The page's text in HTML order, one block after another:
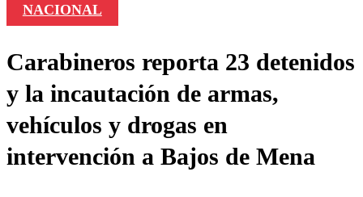
NACIONAL
Carabineros reporta 23 detenidos
y la incautación de armas,
vehículos y drogas en
intervención a Bajos de Mena